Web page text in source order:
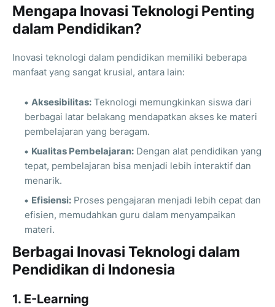
Mengapa Inovasi Teknologi Penting
dalam Pendidikan?
Inovasi teknologi dalam pendidikan memiliki beberapa
manfaat yang sangat krusial, antara lain:
Aksesibilitas: Teknologi memungkinkan siswa dari
berbagai latar belakang mendapatkan akses ke materi
pembelajaran yang beragam.
Kualitas Pembelajaran: Dengan alat pendidikan yang
tepat, pembelajaran bisa menjadi lebih interaktif dan
menarik.
Efisiensi: Proses pengajaran menjadi lebih cepat dan
efisien, memudahkan guru dalam menyampaikan
materi.
Berbagai Inovasi Teknologi dalam
Pendidikan di Indonesia
1. E-Learning